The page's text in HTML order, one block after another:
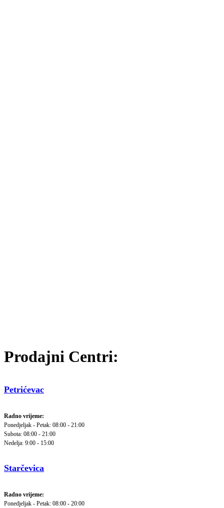
Prodajni Centri:
Petrićevac
Radno vrijeme:
Ponedjeljak - Petak: 08:00 - 21:00
Subota: 08:00 - 21:00
Nedelja: 9:00 - 15:00
Starčevica
Radno vrijeme:
Ponedjeljak - Petak: 08:00 - 20:00